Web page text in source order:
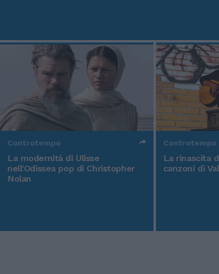
Controtempo
La modernità di Ulisse
nell'Odissea pop di Christopher
Nolan
Controtempo
La rinascita
canzoni di